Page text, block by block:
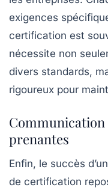
exigences
certification est
nécessite non
divers standards,
rigoureux pour
Communication
prenantes
Enfin, le succès
de certification